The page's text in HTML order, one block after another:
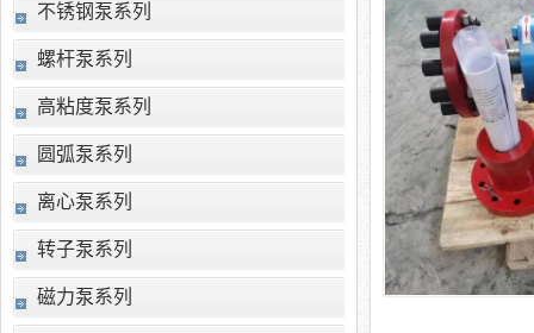
不锈钢泵系列
螺杆泵系列
高粘度泵系列
圆弧泵系列
离心泵系列
转子泵系列
磁力泵系列